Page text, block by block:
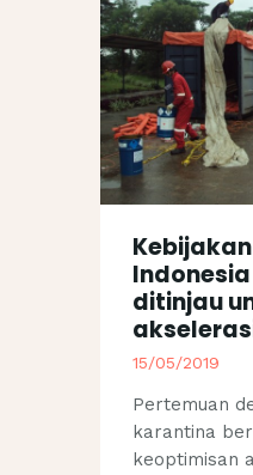
ditinjau
15/05/2019
Pertemuan
karantina
keoptimisan